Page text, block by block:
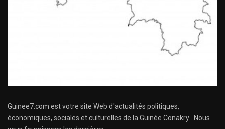
Guinee7.com est votre site Web d'actualités politiques,
économiques, sociales et culturelles de la Guinée Conakry . Nous